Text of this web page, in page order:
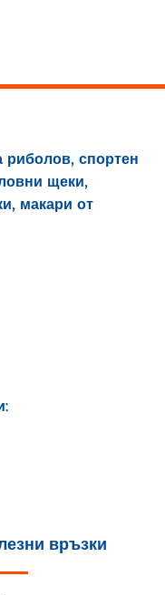
риболов, спортен
щеки,
макари от
връзки